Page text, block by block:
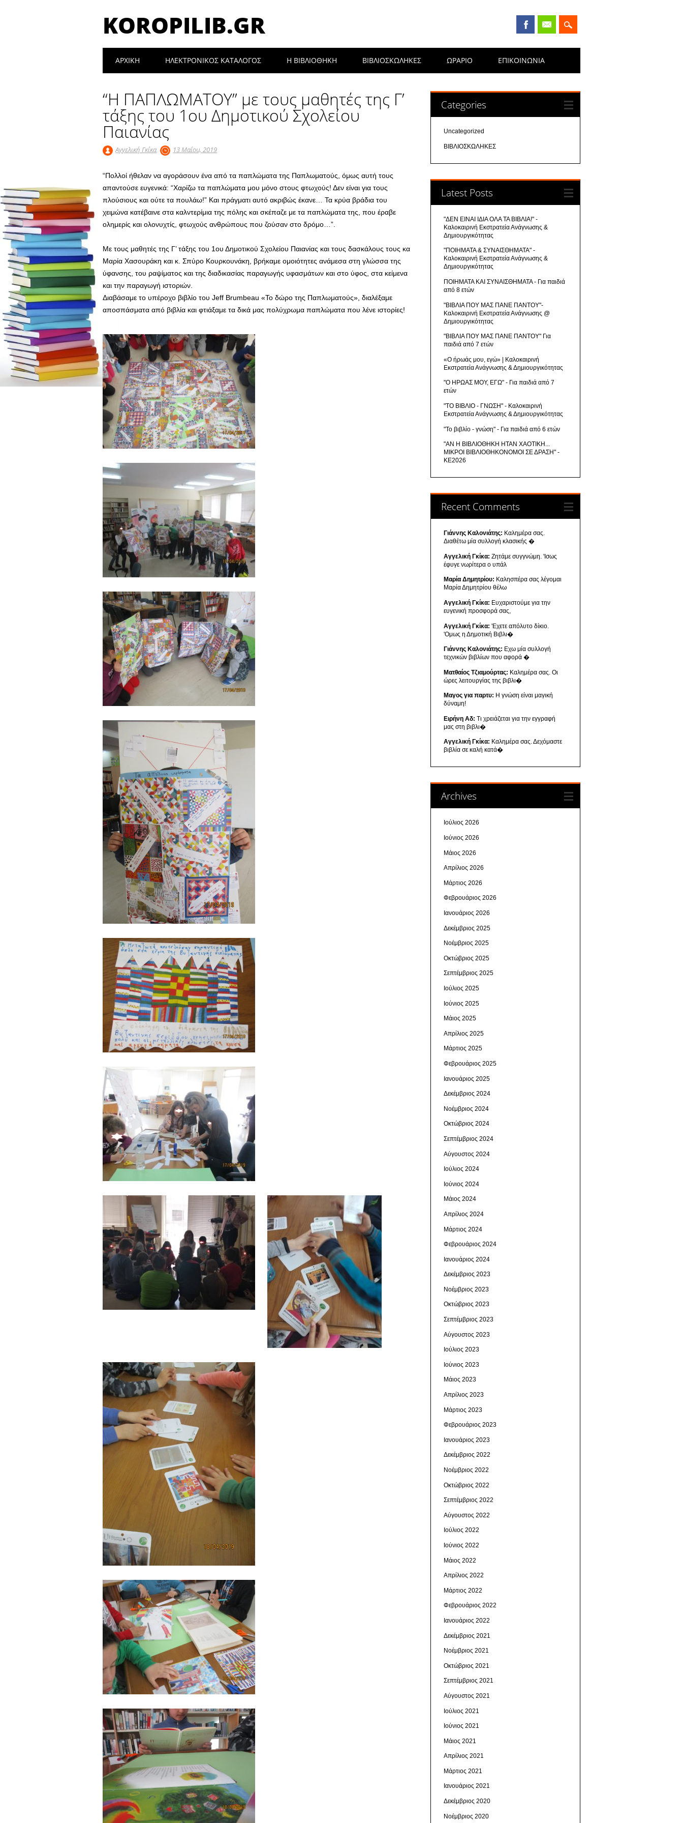
KOROPILIB.GR
Main menu
ΑΡΧΙΚΉ ΗΛΕΚΤΡΟΝΙΚΟΣ ΚΑΤΑΛΟΓΟΣ Η ΒΙΒΛΙΟΘΉΚΗ ΒΙΒΛΙΟΣΚΩΛΗΚΕΣ ΩΡΑΡΙΟ ΕΠΙΚΟΙΝΩΝΊΑ
“Η ΠΑΠΛΩΜΑΤΟΥ” με τους μαθητές της Γ’
τάξης του 1ου Δημοτικού Σχολείου
Παιανίας
Αγγελική Γκίκα 13 Μαΐου, 2019
“Πολλοί ήθελαν να αγοράσουν ένα από τα παπλώματα της Παπλωματούς, όμως αυτή τους
απαντούσε ευγενικά: “Χαρίζω τα παπλώματα μου μόνο στους φτωχούς! Δεν είναι για τους
πλούσιους και ούτε τα πουλάω!” Και πράγματι αυτό ακριβώς έκανε… Τα κρύα βράδια του
χειμώνα κατέβαινε στα καλντερίμια της πόλης και σκέπαζε με τα παπλώματα της, που έραβε
ολημερίς και ολονυχτίς, φτωχούς ανθρώπους που ζούσαν στο δρόμο…”.
Με τους μαθητές της Γ’ τάξης του 1ου Δημοτικού Σχολείου Παιανίας και τους δασκάλους τους κα
Μαρία Χασουράκη και κ. Σπύρο Κουρκουνάκη, βρήκαμε ομοιότητες ανάμεσα στη γλώσσα της
ύφανσης, του ραψίματος και της διαδικασίας παραγωγής υφασμάτων και στο ύφος, στα κείμενα
και την παραγωγή ιστοριών.
Διαβάσαμε το υπέροχο βιβλίο του Jeff Brumbeau «Το δώρο της Παπλωματούς», διαλέξαμε
αποσπάσματα από βιβλία και φτιάξαμε τα δικά μας πολύχρωμα παπλώματα που λένε ιστορίες!
Categories
Uncategorized
ΒΙΒΛΙΟΣΚΩΛΗΚΕΣ
Latest Posts
"ΔΕΝ ΕΙΝΑΙ ΙΔΙΑ ΟΛΑ ΤΑ ΒΙΒΛΙΑ!" -
Καλοκαιρινή Εκστρατεία Ανάγνωσης &
Δημιουργικότητας
"ΠΟΙΗΜΑΤΑ & ΣΥΝΑΙΣΘΗΜΑΤΑ" -
Καλοκαιρινή Εκστρατεία Ανάγνωσης &
Δημιουργικότητας
ΠΟΙΗΜΑΤΑ ΚΑΙ ΣΥΝΑΙΣΘΗΜΑΤΑ - Για παιδιά
από 8 ετών
"ΒΙΒΛΙΑ ΠΟΥ ΜΑΣ ΠΑΝΕ ΠΑΝΤΟΥ"-
Καλοκαιρινή Εκστρατεία Ανάγνωσης @
Δημιουργικότητας
"ΒΙΒΛΙΑ ΠΟΥ ΜΑΣ ΠΑΝΕ ΠΑΝΤΟΥ" Για
παιδιά από 7 ετών
«Ο ήρωάς μου, εγώ» | Καλοκαιρινή
Εκστρατεία Ανάγνωσης & Δημιουργικότητας
"Ο ΗΡΩΑΣ ΜΟΥ, ΕΓΩ" - Για παιδιά από 7
ετών
"ΤΟ ΒΙΒΛΙΟ - ΓΝΩΣΗ" - Καλοκαιρινή
Εκστρατεία Ανάγνωσης & Δημιουργικότητας
"Το βιβλίο - γνώση" - Για παιδιά από 6 ετών
"ΑΝ Η ΒΙΒΛΙΟΘΗΚΗ ΗΤΑΝ ΧΑΟΤΙΚΗ...
ΜΙΚΡΟΙ ΒΙΒΛΙΟΘΗΚΟΝΟΜΟΙ ΣΕ ΔΡΑΣΗ" -
ΚΕ2026
Recent Comments
Γιάννης Καλονιάτης: Καλημέρα σας.
Διαθέτω μία συλλογή κλασικής �
Αγγελική Γκίκα: Ζητάμε συγγνώμη. 'Ισως
έφυγε νωρίτερα ο υπάλ
Μαρία Δημητρίου: Καλησπέρα σας λέγομαι
Μαρία Δημητρίου θέλω
Αγγελική Γκίκα: Ευχαριστούμε για την
ευγενική προσφορά σας,
Αγγελική Γκίκα: 'Εχετε απόλυτο δίκιο.
'Ομως η Δημοτική Βιβλι�
Γιάννης Καλονιάτης: Εχω μία συλλογή
τεχνικών βιβλίων που αφορά �
Ματθαίος Τζιαμούρτας: Καλημέρα σας. Οι
ώρες λειτουργίας της βιβλι�
Μαγος για παρτυ: Η γνώση είναι μαγική
δύναμη!
Ειρήνη Αδ: Τι χρειάζεται για την εγγραφή
μας στη βιβλι�
Αγγελική Γκίκα: Καλημέρα σας. Δεχόμαστε
βιβλία σε καλή κατά�
Archives
Ιούλιος 2026
Ιούνιος 2026
Μάιος 2026
Απρίλιος 2026
Μάρτιος 2026
Φεβρουάριος 2026
Ιανουάριος 2026
Δεκέμβριος 2025
Νοέμβριος 2025
Οκτώβριος 2025
Σεπτέμβριος 2025
Ιούλιος 2025
Ιούνιος 2025
Μάιος 2025
Απρίλιος 2025
Μάρτιος 2025
Φεβρουάριος 2025
Ιανουάριος 2025
Δεκέμβριος 2024
Νοέμβριος 2024
Οκτώβριος 2024
Σεπτέμβριος 2024
Αύγουστος 2024
Ιούλιος 2024
Ιούνιος 2024
Μάιος 2024
Απρίλιος 2024
Μάρτιος 2024
Φεβρουάριος 2024
Ιανουάριος 2024
Δεκέμβριος 2023
Νοέμβριος 2023
Οκτώβριος 2023
Σεπτέμβριος 2023
Αύγουστος 2023
Ιούλιος 2023
Ιούνιος 2023
Μάιος 2023
Απρίλιος 2023
Μάρτιος 2023
Φεβρουάριος 2023
Ιανουάριος 2023
Δεκέμβριος 2022
Νοέμβριος 2022
Οκτώβριος 2022
Σεπτέμβριος 2022
Αύγουστος 2022
Ιούλιος 2022
Ιούνιος 2022
Μάιος 2022
Απρίλιος 2022
Μάρτιος 2022
Φεβρουάριος 2022
Ιανουάριος 2022
Δεκέμβριος 2021
Νοέμβριος 2021
Οκτώβριος 2021
Σεπτέμβριος 2021
Αύγουστος 2021
Ιούλιος 2021
Ιούνιος 2021
Μάιος 2021
Απρίλιος 2021
Μάρτιος 2021
Ιανουάριος 2021
Δεκέμβριος 2020
Νοέμβριος 2020